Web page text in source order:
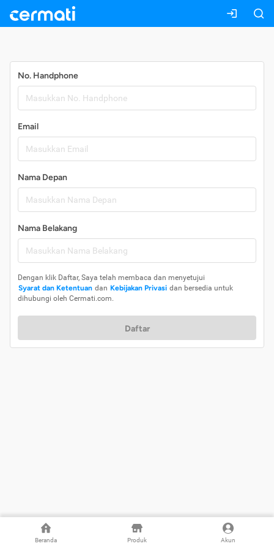
Beranda Produk Akun
No. Handphone
Email
Nama Depan
Nama Belakang
Dengan klik Daftar, Saya telah membaca dan menyetujui
Syarat dan Ketentuan dan Kebijakan Privasi dan bersedia untuk
dihubungi oleh Cermati.com.
Daftar